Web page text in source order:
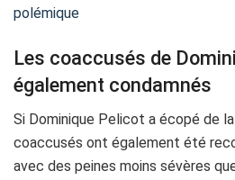
polémique
Les coaccusés de
également condamnés
Si Dominique Pelicot a écopé de
coaccusés ont également été
avec des peines moins sévères